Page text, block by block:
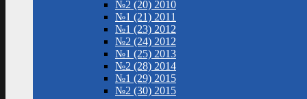
№2 (20) 2010
№1 (21) 2011
№1 (23) 2012
№2 (24) 2012
№1 (25) 2013
№2 (28) 2014
№1 (29) 2015
№2 (30) 2015